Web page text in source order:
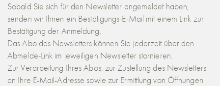
Sobald Sie sich für den Newsletter angemeldet haben,
senden wir Ihnen ein Bestätigungs-E-Mail mit einem Link zur
Bestätigung der Anmeldung.
Das Abo des Newsletters können Sie jederzeit über den
Abmelde-Link im jeweiligen Newsletter stornieren.
Zur Verarbeitung Ihres Abos, zur Zustellung des Newsletters
an Ihre E-Mail-Adresse sowie zur Ermittlung von Öffnungen